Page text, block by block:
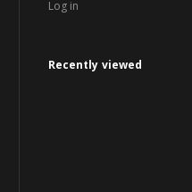
Log in
Recently viewed